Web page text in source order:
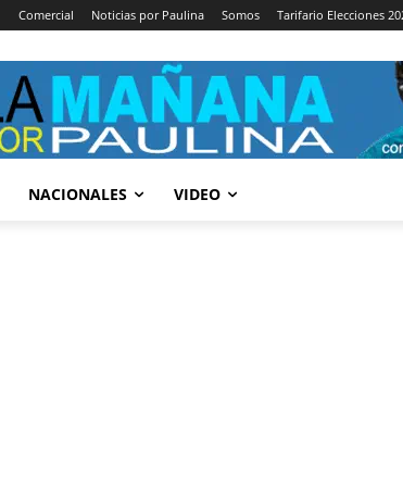
Comercial Noticias por Paulina Somos Tarifario Elecciones
NACIONALES VIDEO